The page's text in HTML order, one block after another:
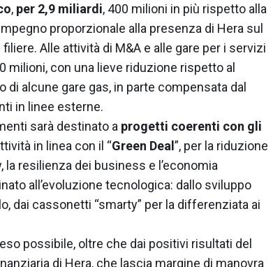
, per 2,9 miliardi, 400 milioni in più rispetto alla
proporzionale alla presenza di Hera sul
Alle attività di M&A e alle gare per i servizi
milioni, con una lieve riduzione rispetto al
alcune gare gas, in parte compensata dal
in linee esterne.
sarà destinato a progetti coerenti con gli
in linea con il “Green Deal ”, per la riduzione
resilienza dei business e l’economia
all’evoluzione tecnologica: dallo sviluppo
dai cassonetti “smarty” per la differenziata ai
possibile, oltre che dai positivi risultati del
di Hera, che lascia margine di manovra